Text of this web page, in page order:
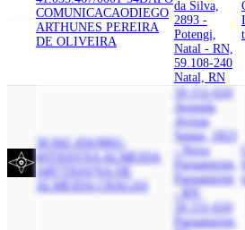
COMUNICACAODIEGO
ARTHUNES PEREIRA
DE OLIVEIRA
da Silva,
2893 -
Potengi,
Natal - RN,
59.108-240
Natal, RN
30.842.456/0001-
60
THAYNA ALMEIDA
ART
THAYNA DE
ALMEIDA CHAGAS
59.151-610
Avenida
Ayrton
Senna, 1823
- Nova
Parnamirim,
Parnamirim
- RN,
59.151-610
Parnamirim,